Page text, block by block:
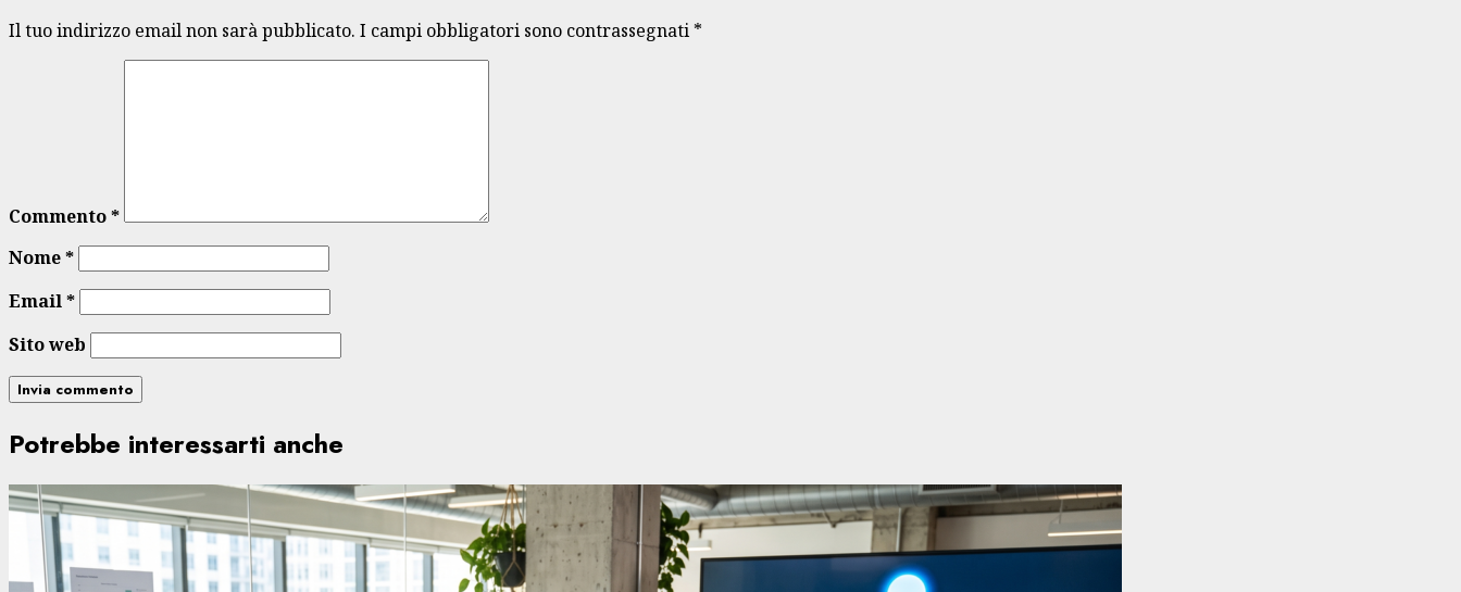
Il tuo indirizzo email non sarà pubblicato. I campi obbligatori sono contrassegnati *
Commento*
Nome*
Email*
Sito web
Potrebbe interessarti anche